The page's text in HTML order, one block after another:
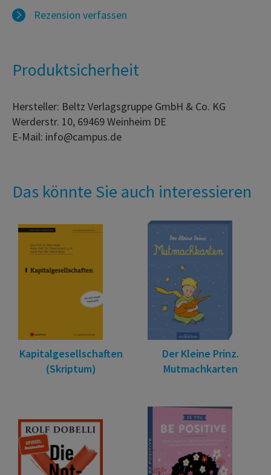
Rezension verfassen
Produktsicherheit
Hersteller: Beltz Verlagsgruppe GmbH & Co. KG
Werderstr. 10, 69469 Weinheim DE
E-Mail: info@campus.de
Das könnte Sie auch interessieren
Kapitalgesellschaften
(Skriptum)
Der Kleine Prinz.
Mutmachkarten